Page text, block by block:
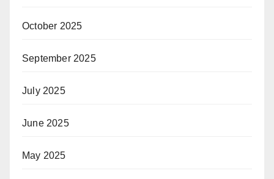
October 2025
September 2025
July 2025
June 2025
May 2025